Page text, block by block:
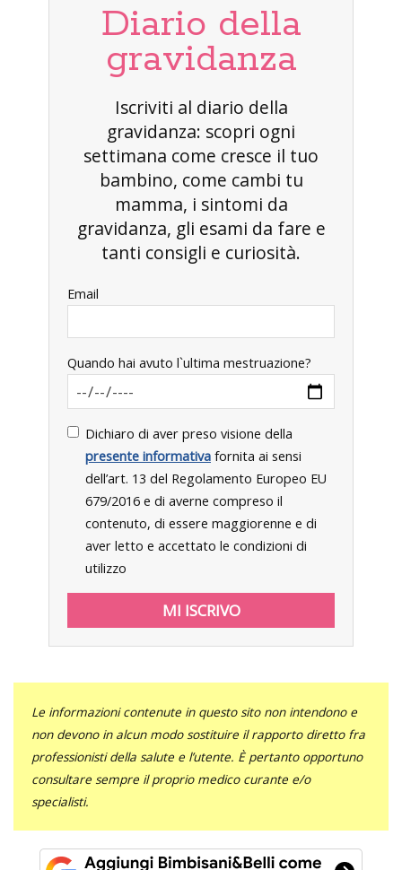
Diario della
gravidanza
Iscriviti al diario della
gravidanza: scopri ogni
settimana come cresce il tuo
bambino, come cambi tu
mamma, i sintomi da
gravidanza, gli esami da fare e
tanti consigli e curiosità.
Email
Quando hai avuto l`ultima mestruazione?
Dichiaro di aver preso visione della
presente informativa fornita ai sensi
dell’art. 13 del Regolamento Europeo EU
679/2016 e di averne compreso il
contenuto, di essere maggiorenne e di
aver letto e accettato le condizioni di
utilizzo
Le informazioni contenute in questo sito non intendono e
non devono in alcun modo sostituire il rapporto diretto fra
professionisti della salute e l’utente. È pertanto opportuno
consultare sempre il proprio medico curante e/o
specialisti.